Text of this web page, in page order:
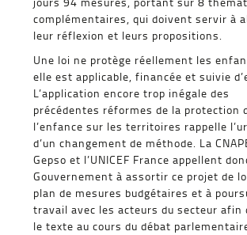
complémentaires, qui doivent servir à
leur réflexion et leurs propositions.
Une loi ne protège réellement les
elle est applicable, financée et suivie
L’application encore trop inégale des
précédentes réformes de la protection
l’enfance sur les territoires rappelle
d’un changement de méthode. La
Gepso et l’UNICEF France appellent
Gouvernement à assortir ce projet de
plan de mesures budgétaires et à
travail avec les acteurs du secteur afin
le texte au cours du débat